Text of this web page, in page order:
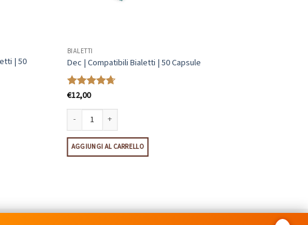
| 50
| 50 Capsule quantità
BIALETTI
Dec | Compatibili Bialetti | 50 Capsule
Valutato
€12,00
Dec | Compatibili Bialetti | 50 Capsule quantità
AGGIUNGI AL CARRELLO